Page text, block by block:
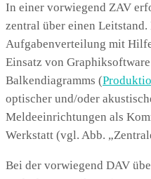
In einer vorwiegend ZAV
zentral über einen
Aufgabenverteilung mit
Einsatz von
Balkendiagramms (
optischer und/oder
Meldeeinrichtungen als
Werkstatt (vgl. Abb.
Bei der vorwiegend DAV